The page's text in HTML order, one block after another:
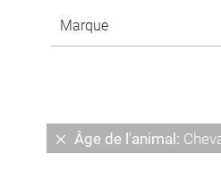
Âge de l'animal
Supprimer
cet